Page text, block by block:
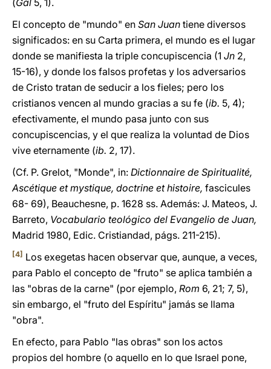
(Gál 5, 1).
El concepto de "mundo" en San Juan tiene diversos
significados: en su Carta primera, el mundo es el lugar
donde se manifiesta la triple concupiscencia (1 Jn 2,
15-16), y donde los falsos profetas y los adversarios
de Cristo tratan de seducir a los fieles; pero los
cristianos vencen al mundo gracias a su fe (ib. 5, 4);
efectivamente, el mundo pasa junto con sus
concupiscencias, y el que realiza la voluntad de Dios
vive eternamente (ib. 2, 17).
(Cf. P. Grelot, "Monde", in: Dictionnaire de Spiritualité,
Ascétique et mystique, doctrine et histoire, fascicules
68- 69), Beauchesne, p. 1628 ss. Además: J. Mateos, J.
Barreto, Vocabulario teológico del Evangelio de Juan,
Madrid 1980, Edic. Cristiandad, págs. 211-215).
[4] Los exegetas hacen observar que, aunque, a veces,
para Pablo el concepto de "fruto" se aplica también a
las "obras de la carne" (por ejemplo, Rom 6, 21; 7, 5),
sin embargo, el "fruto del Espíritu" jamás se llama
"obra".
En efecto, para Pablo "las obras" son los actos
propios del hombre (o aquello en lo que Israel pone,